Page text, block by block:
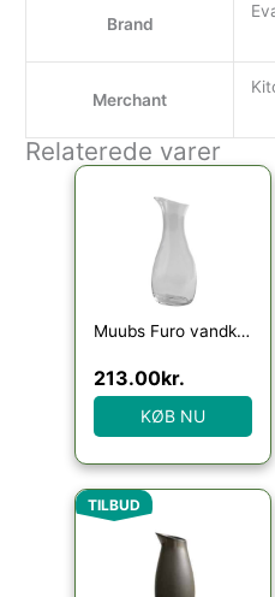
Brand
Merchant
Relaterede varer
Muubs Furo vandkaraffel
213.00kr.
KØB NU
TILBUD
Den oprindelige
Den